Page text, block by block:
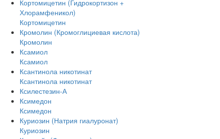
Кортомицетин (Гидрокортизон +
Хлорамфеникол)
Кортомицетин
Кромолин (Кромоглициевая кислота)
Кромолин
Ксамиол
Ксамиол
Ксантинола никотинат
Ксантинола никотинат
Ксилестезин-А
Ксимедон
Ксимедон
Куриозин (Натрия гиалуронат)
Куриозин